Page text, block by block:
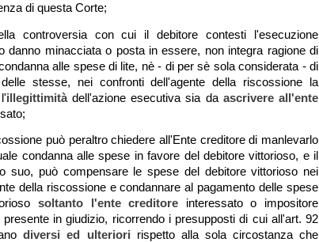
di questa Corte;
controversia con cui il debitore contesti l'esecuzione
danno minacciata o posta in essere, non integra ragione di
alle spese di lite, nè - di per sè sola considerata - di
stesse, nei confronti dell'agente della riscossione la
illegittimitàdell'azione esecutiva sia da ascrivere all'ente
può peraltro chiedere all'Ente creditore di manlevarlo
condanna alle spese in favore del debitore vittorioso, e il
suo, può compensare le spese del debitore vittorioso nei
della riscossione e condannare al pagamento delle spese
soltanto l'ente creditore interessato o impositore
in giudizio, ricorrendo i presupposti di cui all'art. 92
diversi ed ulteriori rispetto alla sola circostanza che